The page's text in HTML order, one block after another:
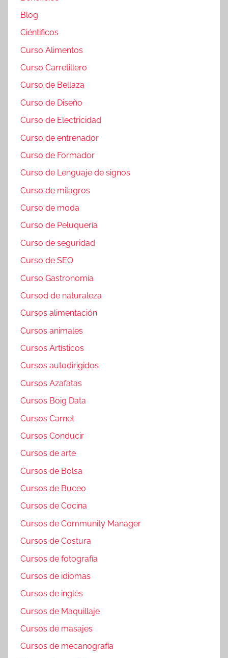
Blog
Ciéntificos
Curso Alimentos
Curso Carretillero
Curso de Bellaza
Curso de Diseño
Curso de Electricidad
Curso de entrenador
Curso de Formador
Curso de Lenguaje de signos
Curso de milagros
Curso de moda
Curso de Peluquería
Curso de seguridad
Curso de SEO
Curso Gastronomía
Cursod de naturaleza
Cursos alimentación
Cursos animales
Cursos Artísticos
Cursos autodirigidos
Cursos Azafatas
Cursos Boig Data
Cursos Carnet
Cursos Conducir
Cursos de arte
Cursos de Bolsa
Cursos de Buceo
Cursos de Cocina
Cursos de Community Manager
Cursos de Costura
Cursos de fotografía
Cursos de idiomas
Cursos de inglés
Cursos de Maquillaje
Cursos de masajes
Cursos de mecanografía